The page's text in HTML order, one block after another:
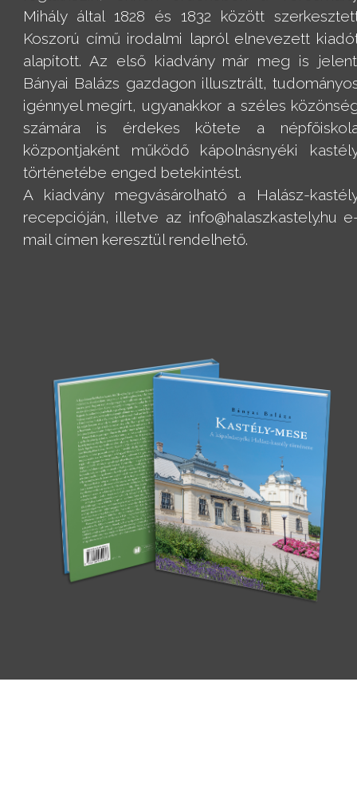
Mihály által 1828 és 1832 között
Koszorú című irodalmi lapról elnevezett
alapított. Az első kiadvány már meg is
Bányai Balázs gazdagon illusztrált,
igénnyel megírt, ugyanakkor a széles
számára is érdekes kötete a
központjaként működő kápolnásnyéki
történetébe enged betekintést.
A kiadvány megvásárolható a Halász-
recepcióján, illetve az info@halaszkastely.hu
mail címen keresztül rendelhető.